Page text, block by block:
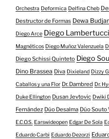
Orchestra Deformica Delfina Cheb
Destructor de Formas Dewa
Diego Arce Diego Lambertucci
Magnéticos Diego Muñoz Valenzuela
Diego Schissi Quinteto Diego
Dino Brassea Diva Dixieland Dizzy
Caballos y una Flor Dr. Dambred Dr.
Duke Ellington Dusan Jevtovic Dwiki
Fernández Dúo Desalma Dúo Souto
E.C.O.S. Earswideopen Edgar De Sola
Eduardo Carbi Eduardo Dezorzi